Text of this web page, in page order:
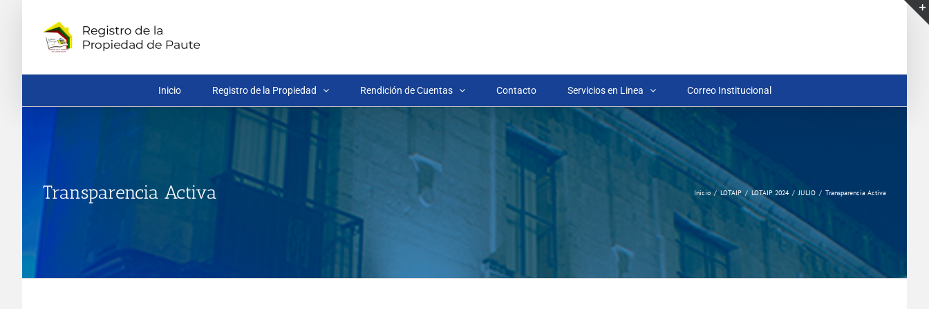
contenido
Inicio Registro de la Propiedad Rendición de Cuentas Contacto Servicios en Linea Correo Institucional
Transparencia Activa Inicio LOTAIP LOTAIP 2024 JULIO Transparencia Activa